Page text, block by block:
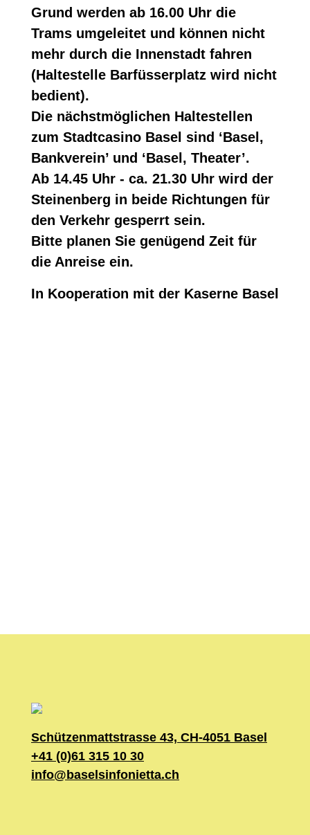
Grund werden ab 16.00 Uhr die
Trams umgeleitet und können nicht
mehr durch die Innenstadt fahren
(Haltestelle Barfüsserplatz wird nicht
bedient).
Die nächstmöglichen Haltestellen
zum Stadtcasino Basel sind ‘Basel,
Bankverein’ und ‘Basel, Theater’.
Ab 14.45 Uhr - ca. 21.30 Uhr wird der
Steinenberg in beide Richtungen für
den Verkehr gesperrt sein.
Bitte planen Sie genügend Zeit für
die Anreise ein.
In Kooperation mit der Kaserne Basel
Schützenmattstrasse 43, CH-4051 Basel
+41 (0)61 315 10 30
info@baselsinfonietta.ch